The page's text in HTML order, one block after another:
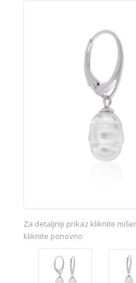
Za detaljniji prikaz kliknite
kliknite ponovno